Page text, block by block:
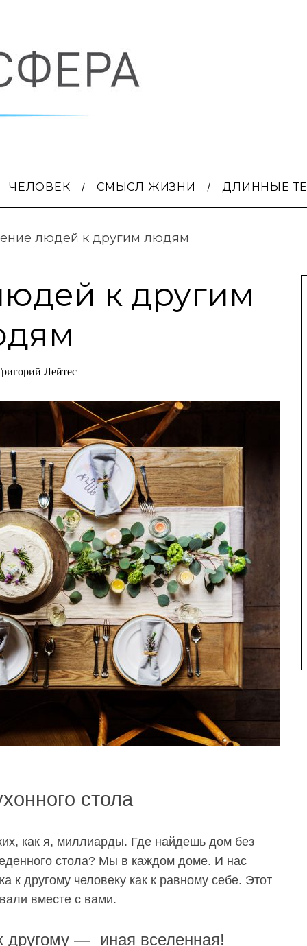
ЧЕЛОВЕК СМЫСЛ ЖИЗНИ ДЛИННЫЕ
людей к другим людям
к другим
Лейтес
стола
как я, миллиарды. Где найдешь дом без
стола? Мы в каждом доме. И нас
к другому человеку как к равному себе. Этот
вместе с вами.
другому — иная вселенная!